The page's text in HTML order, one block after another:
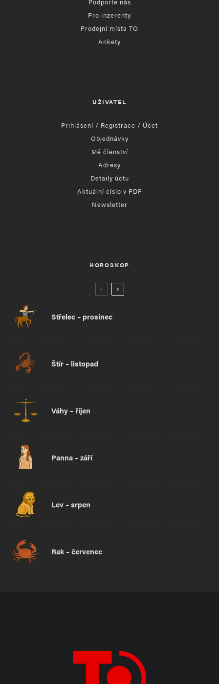
Podpořte nás
Pro inzerenty
Prodejní místa TO
Ankety
UŽIVATEL
Přihlášení / Registrace / Účet
Objednávky
Mé členství
Adresy
Detaily účtu
Aktuální číslo v PDF
Newsletter
HOROSKOP
Střelec – prosinec
Štír – listopad
Váhy – říjen
Panna – září
Lev – srpen
Rak – červenec